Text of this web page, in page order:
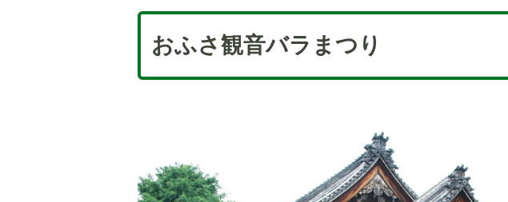
おふさ観音バラまつり